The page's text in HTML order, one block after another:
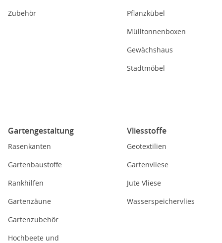
Zubehör
Pflanzkübel
Mülltonnenboxen
Gewächshaus
Stadtmöbel
Gartengestaltung
Rasenkanten
Gartenbaustoffe
Rankhilfen
Gartenzäune
Gartenzubehör
Hochbeete und
Vliesstoffe
Geotextilien
Gartenvliese
Jute Vliese
Wasserspeichervlies